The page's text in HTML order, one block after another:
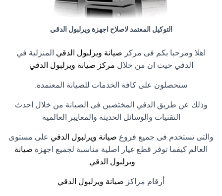
التوكيل المعتمد لاصلاح اجهزة ويرلبول الدقي
اهلا ومرحبا بكم فى مركز صيانة ويرلبول الدقي المنزلية في
الدقي حيث ان من خلال مركز صيانة ويرلبول الدقي
ستحصلون على كافة الخدمات للصيانة المعتمدة.
وذلك عن طريق الدقي المختصين فى الصيانة من خلال احدث
التقنيات والوسائل الحديثة والمعايير العالمية
والتى تستخدم فى جميع فروع صيانة ويرلبول الدقي على مستوى
العالم كيفما توفر قطع غيار اصلية مناسبة لجميع اجهزة صيانة
ويرلبول الدقي.
أرقام مراكز صيانة ويرلبول الدقي